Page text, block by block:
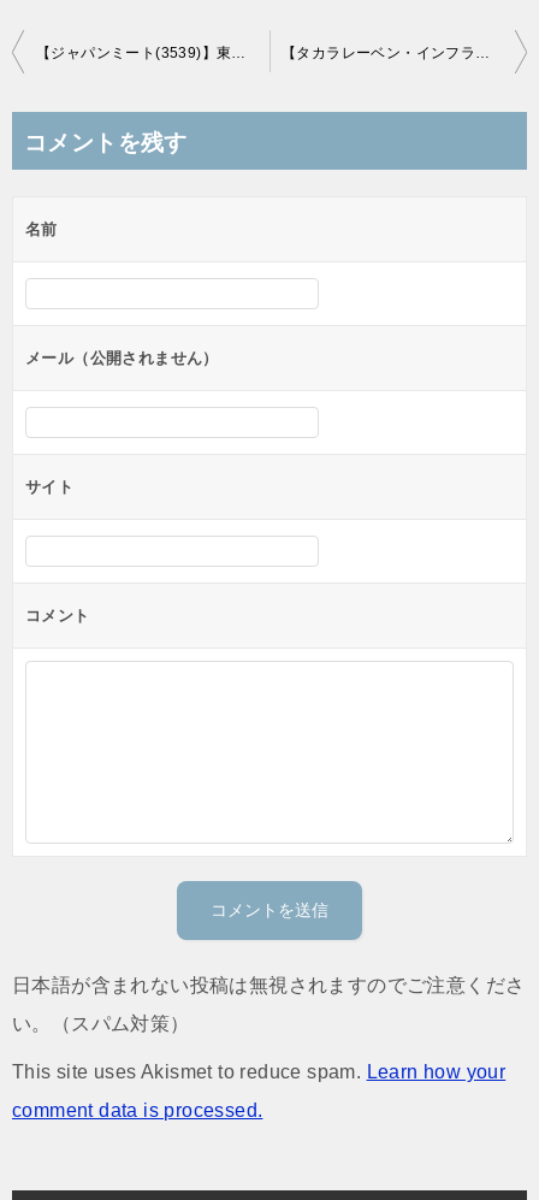
投
ビ
ー
シ
ョ
ン
コメントを残す
名前
メール（公開されません）
サイト
コメント
日本語が含まれない投稿は無視されますのでご注意くださ
い。（スパム対策）
This site uses Akismet to reduce spam. Learn how your
comment data is processed.